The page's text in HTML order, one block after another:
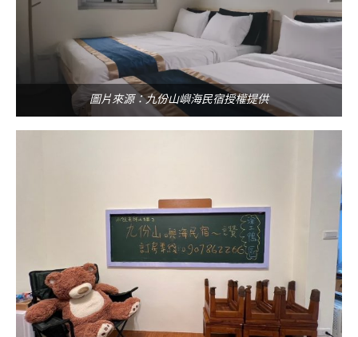
圖片來源：九份山嶼海民宿授權提供